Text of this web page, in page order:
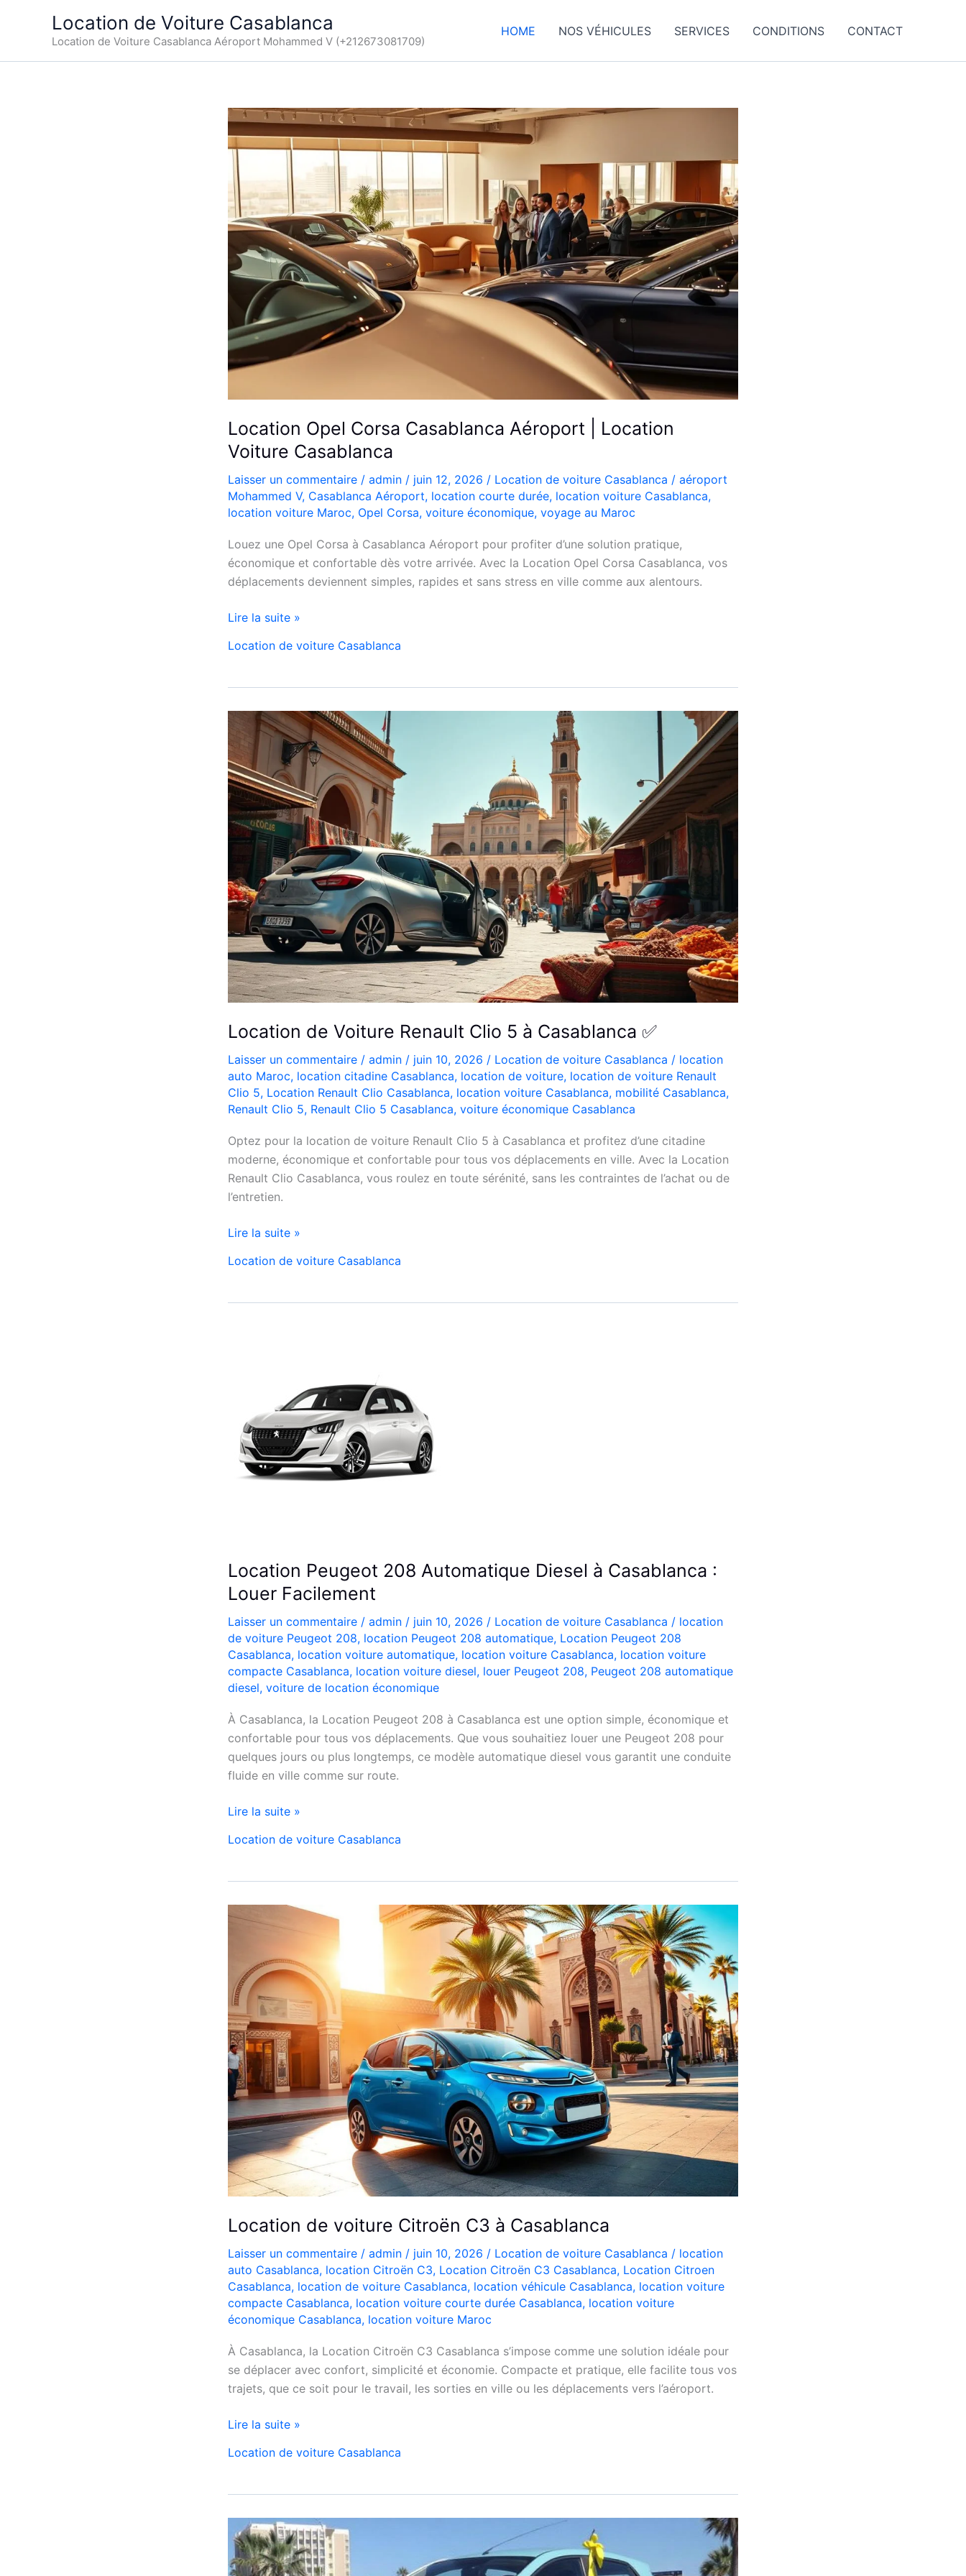
Location de Voiture Casablanca
Location de Voiture Casablanca Aéroport Mohammed V (+212673081709)
HOME NOS VÉHICULES SERVICES CONDITIONS CONTACT
Location Opel Corsa Casablanca Aéroport | Location
Voiture Casablanca
Laisser un commentaire / admin / juin 12, 2026 / Location de voiture Casablanca / aéroport
Mohammed V, Casablanca Aéroport, location courte durée, location voiture Casablanca,
location voiture Maroc, Opel Corsa, voiture économique, voyage au Maroc
Louez une Opel Corsa à Casablanca Aéroport pour profiter d’une solution pratique,
économique et confortable dès votre arrivée. Avec la Location Opel Corsa Casablanca, vos
déplacements deviennent simples, rapides et sans stress en ville comme aux alentours.
Location
Corsa
Aéroport
|
Location
Voiture
Casablanca
Lire la suite »
Location de voiture Casablanca
Location de Voiture Renault Clio 5 à Casablanca ✅
Laisser un commentaire / admin / juin 10, 2026 / Location de voiture Casablanca / location
auto Maroc, location citadine Casablanca, location de voiture, location de voiture Renault
Clio 5, Location Renault Clio Casablanca, location voiture Casablanca, mobilité Casablanca,
Renault Clio 5, Renault Clio 5 Casablanca, voiture économique Casablanca
Optez pour la location de voiture Renault Clio 5 à Casablanca et profitez d’une citadine
moderne, économique et confortable pour tous vos déplacements en ville. Avec la Location
Renault Clio Casablanca, vous roulez en toute sérénité, sans les contraintes de l’achat ou de
l’entretien.
Location
Voiture
Clio
Lire la suite »
Location de voiture Casablanca
Location Peugeot 208 Automatique Diesel à Casablanca :
Louer Facilement
Laisser un commentaire / admin / juin 10, 2026 / Location de voiture Casablanca / location
de voiture Peugeot 208, location Peugeot 208 automatique, Location Peugeot 208
Casablanca, location voiture automatique, location voiture Casablanca, location voiture
compacte Casablanca, location voiture diesel, louer Peugeot 208, Peugeot 208 automatique
diesel, voiture de location économique
À Casablanca, la Location Peugeot 208 à Casablanca est une option simple, économique et
confortable pour tous vos déplacements. Que vous souhaitiez louer une Peugeot 208 pour
quelques jours ou plus longtemps, ce modèle automatique diesel vous garantit une conduite
fluide en ville comme sur route.
Location
208
Diesel
à
Casablanca
Facilement
Lire la suite »
Location de voiture Casablanca
Location de voiture Citroën C3 à Casablanca
Laisser un commentaire / admin / juin 10, 2026 / Location de voiture Casablanca / location
auto Casablanca, location Citroën C3, Location Citroën C3 Casablanca, Location Citroen
Casablanca, location de voiture Casablanca, location véhicule Casablanca, location voiture
compacte Casablanca, location voiture courte durée Casablanca, location voiture
économique Casablanca, location voiture Maroc
À Casablanca, la Location Citroën C3 Casablanca s’impose comme une solution idéale pour
se déplacer avec confort, simplicité et économie. Compacte et pratique, elle facilite tous vos
trajets, que ce soit pour le travail, les sorties en ville ou les déplacements vers l’aéroport.
Location
voiture
C3
à
Casablanca
Lire la suite »
Location de voiture Casablanca